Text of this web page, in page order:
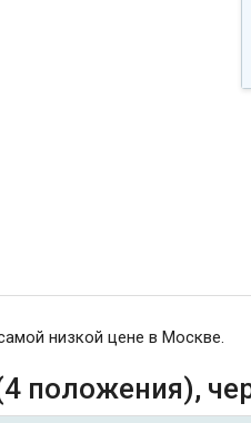
низкой цене в Москве.
положения),